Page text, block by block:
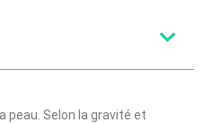
peau. Selon la gravité et